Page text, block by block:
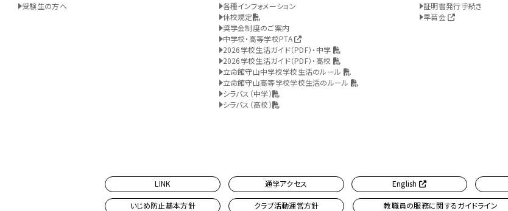
受験生の方へ
各種インフォメーション
休校規定
奨学金制度のご案内
中学校・高等学校PTA
2026学校生活ガイド（PDF）・中学
2026学校生活ガイド（PDF）・高校
立命館守山中学校学校生活のルール
立命館守山高等学校学校生活のルール
シラバス（中学）
シラバス（高校）
証明書発行手続き
早苗会
LINK 通学アクセス English
いじめ防止基本方針 クラブ活動運営方針 教職員の服務に関するガイドライン